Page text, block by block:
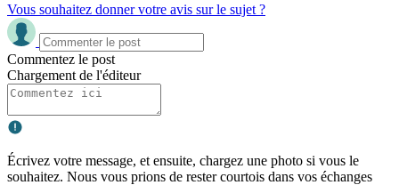
Vous souhaitez donner votre avis sur le sujet ?
Commentez le post
Chargement de l'éditeur
Écrivez votre message, et ensuite, chargez une photo si vous le
souhaitez. Nous vous prions de rester courtois dans vos échanges